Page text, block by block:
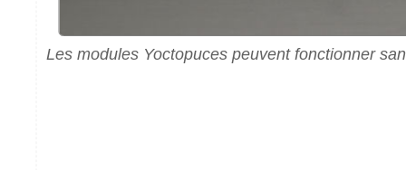
Les modules Yoctopuces peuvent fonctionner